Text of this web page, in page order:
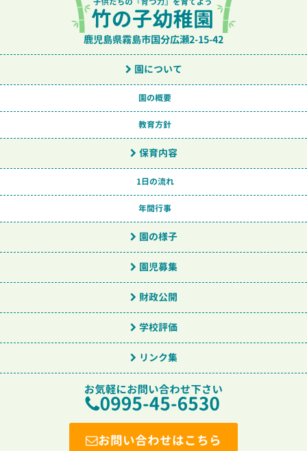
鹿児島県霧島市国分広瀬2-15-42
園について
園の概要
教育方針
保育内容
1日の流れ
年間行事
園の様子
園児募集
財政公開
学校評価
リンク集
お問い合わせはこちら